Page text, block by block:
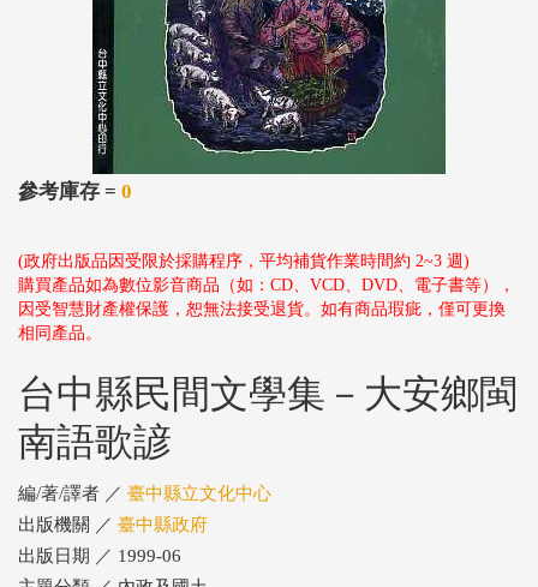
參考庫存 = 0
(政府出版品因受限於採購程序，平均補貨作業時間約 2~3 週)
購買產品如為數位影音商品（如：CD、VCD、DVD、電子書等），
因受智慧財產權保護，恕無法接受退貨。如有商品瑕疵，僅可更換
相同產品。
台中縣民間文學集－大安鄉閩
南語歌諺
編/著/譯者 ／ 臺中縣立文化中心
出版機關 ／ 臺中縣政府
出版日期 ／ 1999-06